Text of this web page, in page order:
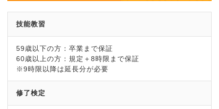
技能教習
59歳以下の方：卒業まで保証
60歳以上の方：規定＋8時限まで保証
※9時限以降は延長分が必要
修了検定